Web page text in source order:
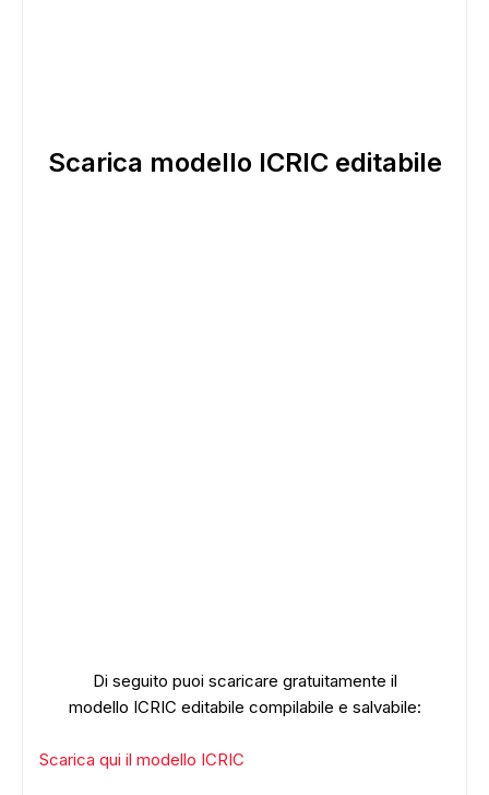
Scarica modello ICRIC editabile
Di seguito puoi scaricare gratuitamente il
modello ICRIC editabile compilabile e salvabile:
Scarica qui il modello ICRIC